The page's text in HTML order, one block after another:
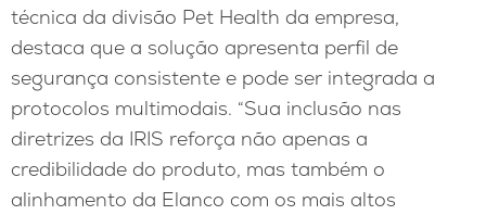
técnica da divisão Pet Health da empresa,
destaca que a solução apresenta perfil de
segurança consistente e pode ser integrada a
protocolos multimodais. “Sua inclusão nas
diretrizes da IRIS reforça não apenas a
credibilidade do produto, mas também o
alinhamento da Elanco com os mais altos